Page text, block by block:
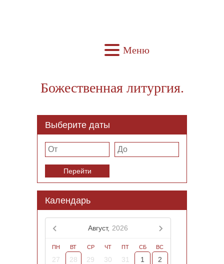
Меню
Божественная литургия.
Выберите даты
Перейти
Календарь
Август, 2026
ПН ВТ СР ЧТ ПТ СБ ВС
27 28 29 30 31 1
2